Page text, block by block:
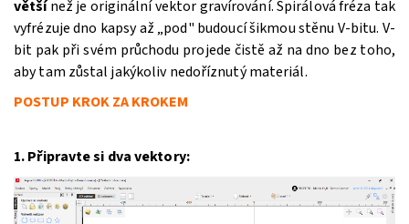
většínež je originální vektor gravírování. Spirálová fréza tak
vyfrézuje dno kapsy až „pod" budoucí šikmou stěnu V-bitu. V-
bit pak při svém průchodu projede čistě až na dno bez toho,
aby tam zůstal jakýkoliv nedoříznutý materiál.
POSTUP KROK ZA KROKEM
1. Připravte si dva vektory: